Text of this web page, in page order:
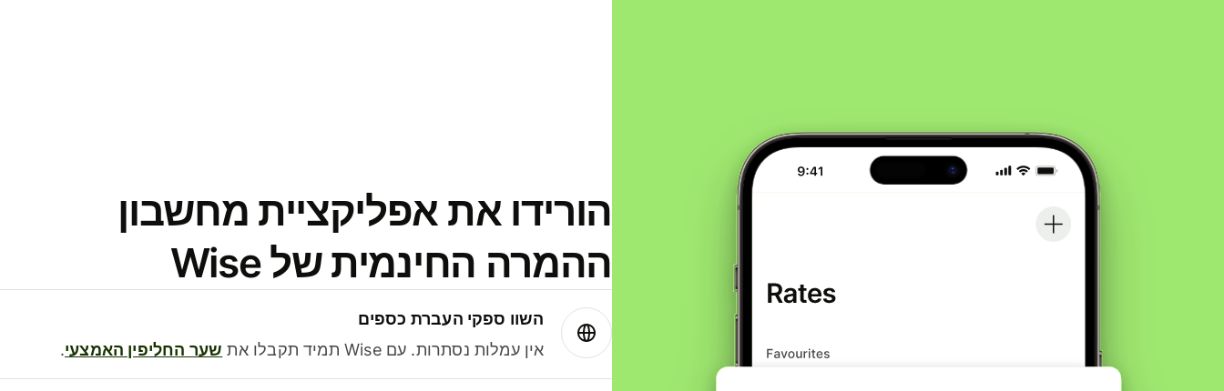
הורידו את אפליקציית מחשבון
ההמרה החינמית של Wise
השוו ספקי העברת כספים
אין עמלות נסתרות. עם Wise תמיד תקבלו את
שער החליפין האמצעי.